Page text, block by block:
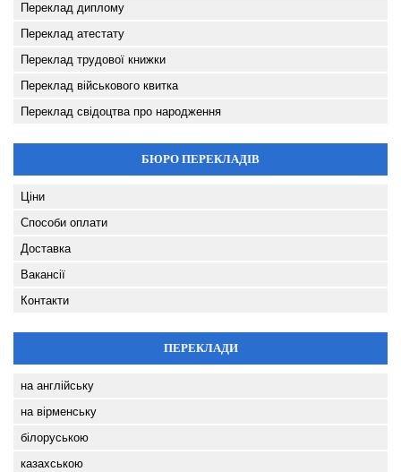
Переклад диплому
Переклад атестату
Переклад трудової книжки
Переклад військового квитка
Переклад свідоцтва про народження
БЮРО ПЕРЕКЛАДІВ
Ціни
Способи оплати
Доставка
Вакансії
Контакти
ПЕРЕКЛАДИ
на англійську
на вірменську
білоруською
казахською